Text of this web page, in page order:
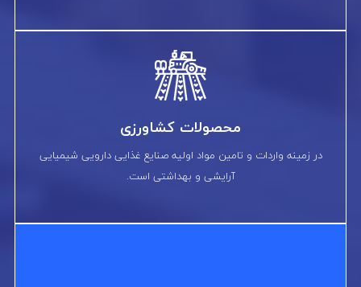
محصولات کشاورزی
در زمینه واردات و تامین مواد اولیه صنایع غذایی دارویی شیمیایی
آرایشی و بهداشتی است.